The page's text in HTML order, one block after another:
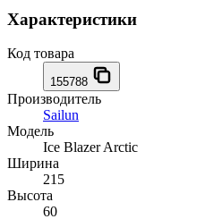
Характеристики
Код товара
155788
Производитель
Sailun
Модель
Ice Blazer Arctic
Ширина
215
Высота
60